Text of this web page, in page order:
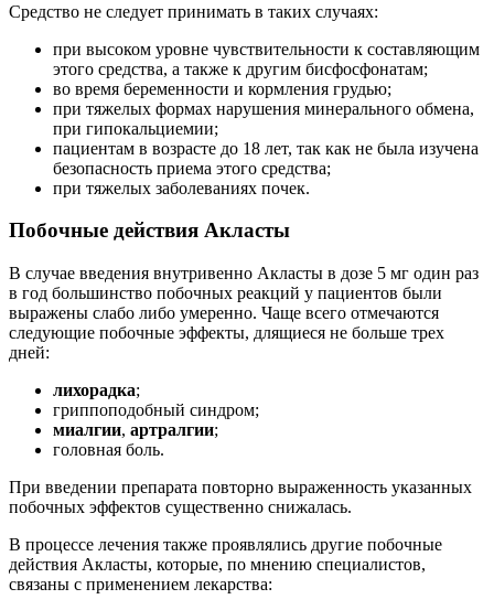
Средство не следует принимать в таких случаях:
при высоком уровне чувствительности к составляющим
этого средства, а также к другим бисфосфонатам;
во время беременности и кормления грудью;
при тяжелых формах нарушения минерального обмена,
при гипокальциемии;
пациентам в возрасте до 18 лет, так как не была изучена
безопасность приема этого средства;
при тяжелых заболеваниях почек.
Побочные действия Акласты
В случае введения внутривенно Акласты в дозе 5 мг один раз
в год большинство побочных реакций у пациентов были
выражены слабо либо умеренно. Чаще всего отмечаются
следующие побочные эффекты, длящиеся не больше трех
дней:
лихорадка;
гриппоподобный синдром;
миалгии, артралгии;
головная боль.
При введении препарата повторно выраженность указанных
побочных эффектов существенно снижалась.
В процессе лечения также проявлялись другие побочные
действия Акласты, которые, по мнению специалистов,
связаны с применением лекарства: